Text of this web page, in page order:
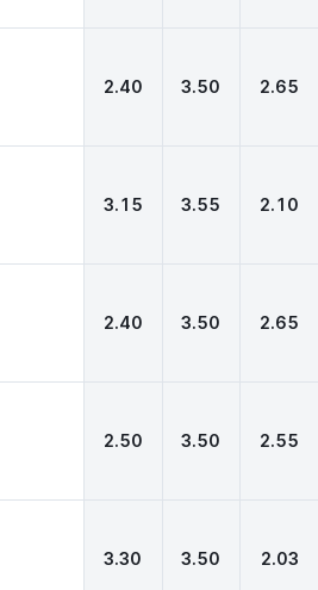
2.40 3.50 2.65
3.15 3.55 2.10
2.40 3.50 2.65
2.50 3.50 2.55
3.30 3.50 2.03